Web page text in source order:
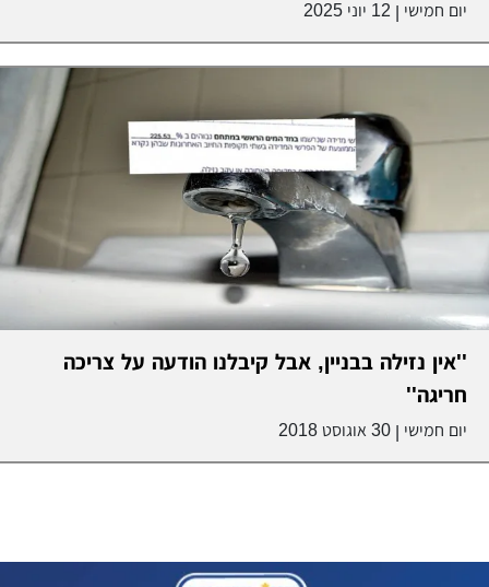
יום חמישי 12 יוני 2025
''אין נזילה בבניין, אבל קיבלנו הודעה על צריכה
חריגה''
יום חמישי 30 אוגוסט 2018